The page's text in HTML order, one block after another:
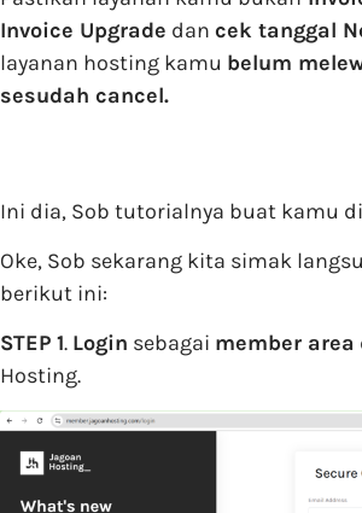
Invoice Upgrade dan cek tanggal
layanan hosting kamu belum
sesudah cancel.
Ini dia, Sob tutorialnya buat kamu
Oke, Sob sekarang kita simak
berikut ini:
STEP 1. Login sebagai member area
Hosting.